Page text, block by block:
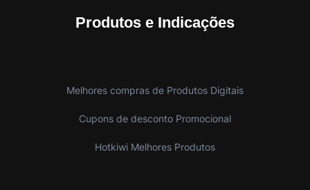
Produtos e Indicações
Melhores compras de Produtos Digitais
Cupons de desconto Promocional
Hotkiwi Melhores Produtos